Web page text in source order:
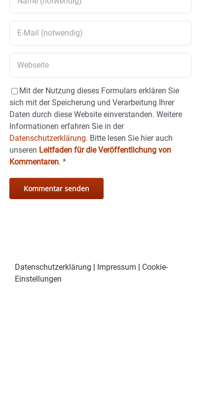
Mit der Nutzung dieses Formulars erklären Sie
sich mit der Speicherung und Verarbeitung Ihrer
Daten durch diese Website einverstanden. Weitere
Informationen erfahren Sie in der
Datenschutzerklärung. Bitte lesen Sie hier auch
unseren Leitfaden für die Veröffentlichung von
Kommentaren. *
Datenschutzerklärung | Impressum | Cookie-
Einstellungen